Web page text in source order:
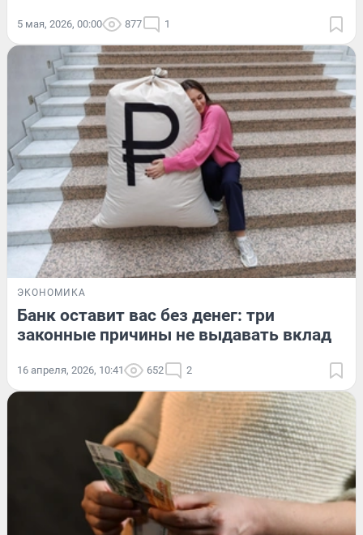
5 мая, 2026, 00:00 877 1
ЭКОНОМИКА
Банк оставит вас без денег: три
законные причины не выдавать вклад
16 апреля, 2026, 10:41 652 2